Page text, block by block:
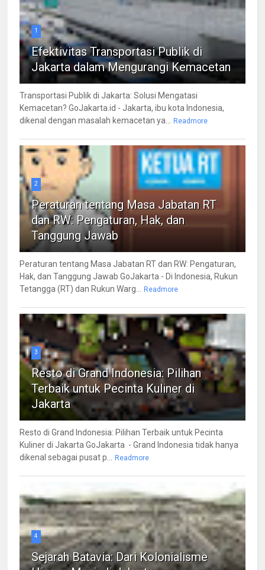
1
Efektivitas Transportasi Publik di
Jakarta dalam Mengurangi Kemacetan
Transportasi Publik di Jakarta: Solusi Mengatasi
Kemacetan? GoJakarta.id - Jakarta, ibu kota Indonesia,
dikenal dengan masalah kemacetan ya... Readmore
2
Peraturan tentang Masa Jabatan RT
dan RW: Pengaturan, Hak, dan
Tanggung Jawab
Peraturan tentang Masa Jabatan RT dan RW: Pengaturan,
Hak, dan Tanggung Jawab GoJakarta - Di Indonesia, Rukun
Tetangga (RT) dan Rukun Warg... Readmore
3
Resto di Grand Indonesia: Pilihan
Terbaik untuk Pecinta Kuliner di
Jakarta
Resto di Grand Indonesia: Pilihan Terbaik untuk Pecinta
Kuliner di Jakarta GoJakarta - Grand Indonesia tidak hanya
dikenal sebagai pusat p... Readmore
4
Sejarah Batavia: Dari Kolonialisme